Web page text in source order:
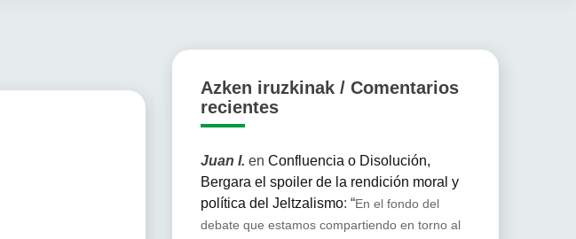
Azken iruzkinak / Comentarios
recientes
Juan I. en Confluencia o Disolución,
Bergara el spoiler de la rendición moral y
política del Jeltzalismo: “En el fondo del
debate que estamos compartiendo en torno al